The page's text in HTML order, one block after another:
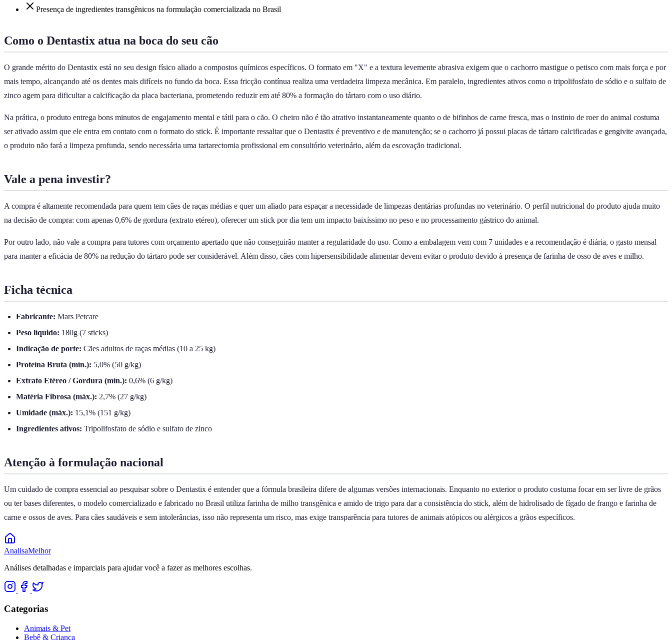
Presença de ingredientes transgênicos na formulação comercializada no Brasil
Como o Dentastix atua na boca do seu cão
O grande mérito do Dentastix está no seu design físico aliado a compostos químicos específicos. O formato em "X" e a textura levemente abrasiva exigem que o cachorro mastigue o petisco com mais força e por
mais tempo, alcançando até os dentes mais difíceis no fundo da boca. Essa fricção contínua realiza uma verdadeira limpeza mecânica. Em paralelo, ingredientes ativos como o tripolifosfato de sódio e o sulfato de
zinco agem para dificultar a calcificação da placa bacteriana, prometendo reduzir em até 80% a formação do tártaro com o uso diário.
Na prática, o produto entrega bons minutos de engajamento mental e tátil para o cão. O cheiro não é tão atrativo instantaneamente quanto o de bifinhos de carne fresca, mas o instinto de roer do animal costuma
ser ativado assim que ele entra em contato com o formato do stick. É importante ressaltar que o Dentastix é preventivo e de manutenção; se o cachorro já possui placas de tártaro calcificadas e gengivite avançada,
o produto não fará a limpeza profunda, sendo necessária uma tartarectomia profissional em consultório veterinário, além da escovação tradicional.
Vale a pena investir?
A compra é altamente recomendada para quem tem cães de raças médias e quer um aliado para espaçar a necessidade de limpezas dentárias profundas no veterinário. O perfil nutricional do produto ajuda muito
na decisão de compra: com apenas 0,6% de gordura (extrato etéreo), oferecer um stick por dia tem um impacto baixíssimo no peso e no processamento gástrico do animal.
Por outro lado, não vale a compra para tutores com orçamento apertado que não conseguirão manter a regularidade do uso. Como a embalagem vem com 7 unidades e a recomendação é diária, o gasto mensal
para manter a eficácia de 80% na redução do tártaro pode ser considerável. Além disso, cães com hipersensibilidade alimentar devem evitar o produto devido à presença de farinha de osso de aves e milho.
Ficha técnica
Fabricante: Mars Petcare
Peso líquido: 180g (7 sticks)
Indicação de porte: Cães adultos de raças médias (10 a 25 kg)
Proteína Bruta (mín.): 5,0% (50 g/kg)
Extrato Etéreo / Gordura (mín.): 0,6% (6 g/kg)
Matéria Fibrosa (máx.): 2,7% (27 g/kg)
Umidade (máx.): 15,1% (151 g/kg)
Ingredientes ativos: Tripolifosfato de sódio e sulfato de zinco
Atenção à formulação nacional
Um cuidado de compra essencial ao pesquisar sobre o Dentastix é entender que a fórmula brasileira difere de algumas versões internacionais. Enquanto no exterior o produto costuma focar em ser livre de grãos
ou ter bases diferentes, o modelo comercializado e fabricado no Brasil utiliza farinha de milho transgênica e amido de trigo para dar a consistência do stick, além de hidrolisado de fígado de frango e farinha de
carne e ossos de aves. Para cães saudáveis e sem intolerâncias, isso não representa um risco, mas exige transparência para tutores de animais atópicos ou alérgicos a grãos específicos.
AnalisaMelhor
Análises detalhadas e imparciais para ajudar você a fazer as melhores escolhas.
Categorias
Animais & Pet
Bebê & Criança